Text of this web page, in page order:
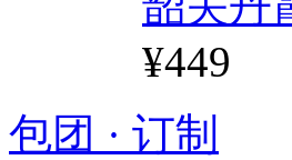
¥449
包团 · 订制